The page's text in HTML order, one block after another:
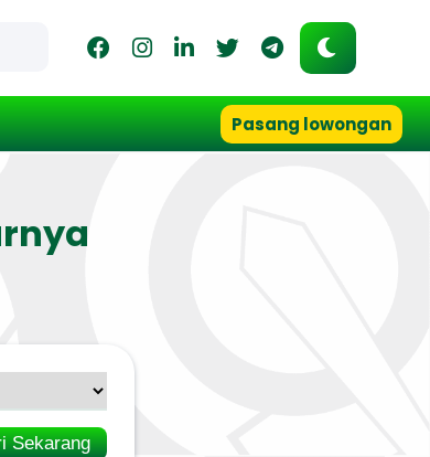
Pasang lowongan
Sekarang